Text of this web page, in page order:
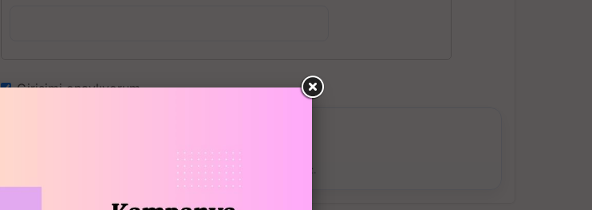
Girişimi onaylıyorum.
7x24 Whatsapp Üzerinden de Sipariş Verebilirsiniz.